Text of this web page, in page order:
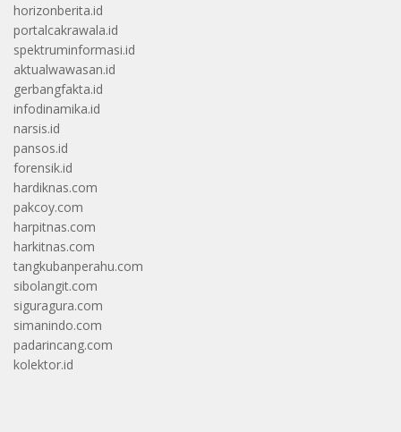
horizonberita.id
portalcakrawala.id
spektruminformasi.id
aktualwawasan.id
gerbangfakta.id
infodinamika.id
narsis.id
pansos.id
forensik.id
hardiknas.com
pakcoy.com
harpitnas.com
harkitnas.com
tangkubanperahu.com
sibolangit.com
siguragura.com
simanindo.com
padarincang.com
kolektor.id